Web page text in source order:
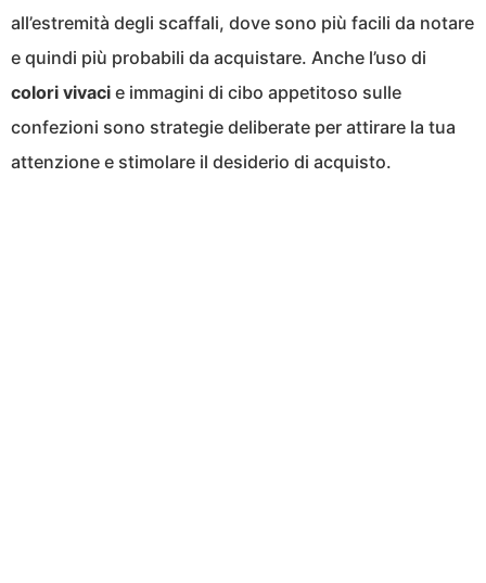
all’estremità degli scaffali, dove sono più facili da notare
e quindi più probabili da acquistare. Anche l’uso di
colori vivaci e immagini di cibo appetitoso sulle
confezioni sono strategie deliberate per attirare la tua
attenzione e stimolare il desiderio di acquisto.